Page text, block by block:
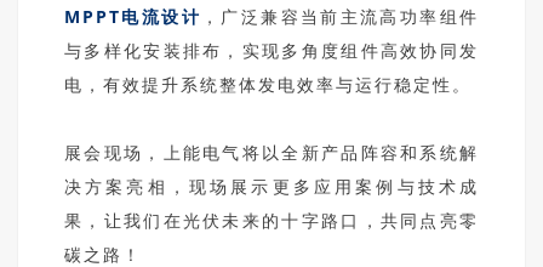
MPPT电流设计 ，广泛兼容当前主流高功率组件
与多样化安装排布，实现多角度组件高效协同发
电，有效提升系统整体发电效率与运行稳定性。
展会现场，上能电气将以全新产品阵容和系统解
决方案亮相，现场展示更多应用案例与技术成
果，让我们在光伏未来的十字路口，共同点亮零
碳之路！